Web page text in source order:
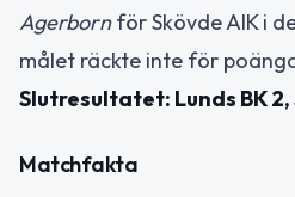
Agerbornför Skövde AIK i
målet räckte inte för
Slutresultatet: Lunds BK 2,
Matchfakta